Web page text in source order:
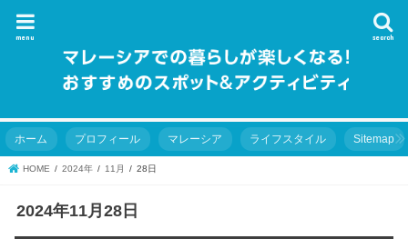
search
menu
ホーム プロフィール マレーシア ライフスタイル Sitemap
HOME 2024年 11月 28日
2024年11月28日